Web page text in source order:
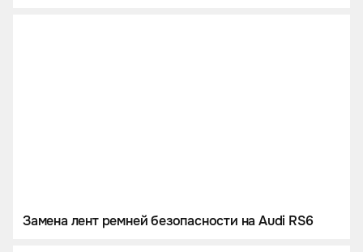
Замена лент ремней безопасности на Audi RS6